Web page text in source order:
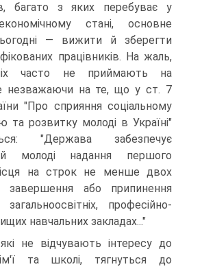
багато з яких перебуває у
стані, основне
— вижити й зберегти
працівників. На жаль,
часто не приймають на
незважаючи на те, що у ст. 7
"Про сприяння соціальному
та розвитку молоді в Україні"
"Держава забезпечує
молоді надання першого
на строк не менше двох
завершення або припинення
професійно-
навчальних закладах..."
які не відчувають інтересу до
та школі, тягнуться до